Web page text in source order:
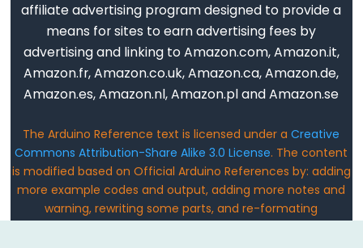
거
같
은)
String
(less
than)
String
(작
affiliate advertising program designed to provide a
means for sites to earn advertising fees by
advertising and linking to Amazon.com, Amazon.it,
Amazon.fr, Amazon.co.uk, Amazon.ca, Amazon.de,
Amazon.es, Amazon.nl, Amazon.pl and Amazon.se
The Arduino Reference text is licensed under aCreative
Commons Attribution-Share Alike 3.0 License. The content
is modified based on Official Arduino References by: adding
more example codes and output, adding more notes and
warning, rewriting some parts, and re-formating